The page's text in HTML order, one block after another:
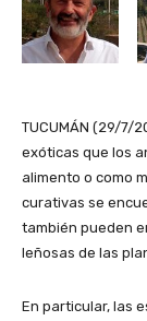
TUCUMÁN (29/7/
exóticas que los
alimento o como
curativas se
también pueden
leñosas de las
En particular, las